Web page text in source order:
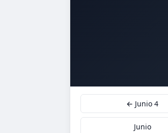
← Junio 4
Junio